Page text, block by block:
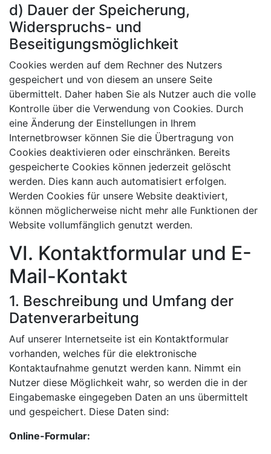
d) Dauer der Speicherung,
Widerspruchs- und
Beseitigungsmöglichkeit
Cookies werden auf dem Rechner des Nutzers
gespeichert und von diesem an unsere Seite
übermittelt. Daher haben Sie als Nutzer auch die volle
Kontrolle über die Verwendung von Cookies. Durch
eine Änderung der Einstellungen in Ihrem
Internetbrowser können Sie die Übertragung von
Cookies deaktivieren oder einschränken. Bereits
gespeicherte Cookies können jederzeit gelöscht
werden. Dies kann auch automatisiert erfolgen.
Werden Cookies für unsere Website deaktiviert,
können möglicherweise nicht mehr alle Funktionen der
Website vollumfänglich genutzt werden.
VI. Kontaktformular und E-
Mail-Kontakt
1. Beschreibung und Umfang der
Datenverarbeitung
Auf unserer Internetseite ist ein Kontaktformular
vorhanden, welches für die elektronische
Kontaktaufnahme genutzt werden kann. Nimmt ein
Nutzer diese Möglichkeit wahr, so werden die in der
Eingabemaske eingegeben Daten an uns übermittelt
und gespeichert. Diese Daten sind:
Online-Formular: